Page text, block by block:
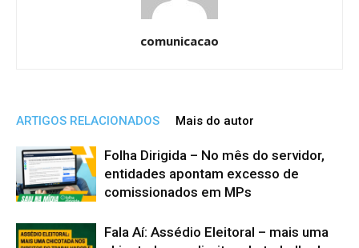
comunicacao
ARTIGOS RELACIONADOS Mais do autor
Folha Dirigida – No mês do servidor,
entidades apontam excesso de
comissionados em MPs
Fala Aí: Assédio Eleitoral – mais uma